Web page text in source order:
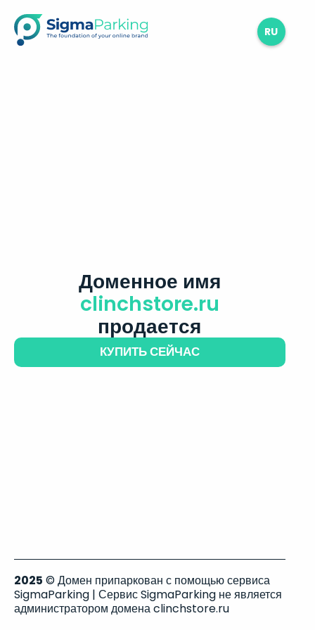
RU
Доменное имя
clinchstore.ru
продается
КУПИТЬ СЕЙЧАС
2025 © Домен припаркован с помощью сервиса
SigmaParking | Сервис SigmaParking не является
администратором домена clinchstore.ru